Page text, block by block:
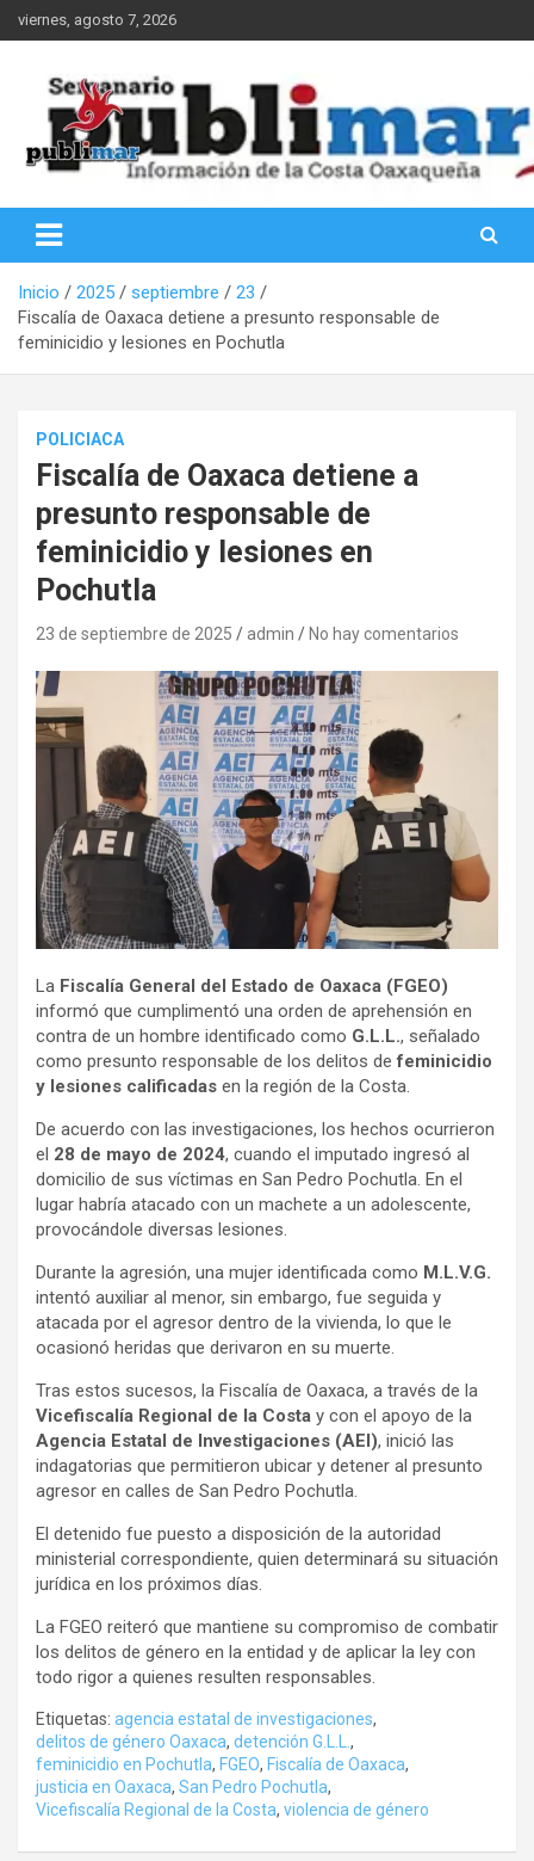
Saltar
al
viernes, agosto 7, 2026
PubliMar
Inicio 2025 septiembre
23
Fiscalía de Oaxaca detiene a presunto responsable de
feminicidio y lesiones en Pochutla
POLICIACA
Fiscalía de Oaxaca detiene a
presunto responsable de
feminicidio y lesiones en
Pochutla
23 de septiembre de 2025 admin No hay comentarios
La Fiscalía General del Estado de Oaxaca (FGEO)
informó que cumplimentó una orden de aprehensión en
contra de un hombre identificado como G.L.L., señalado
como presunto responsable de los delitos defeminicidio
y lesiones calificadas en la región de la Costa.
De acuerdo con las investigaciones, los hechos ocurrieron
el 28 de mayo de 2024, cuando el imputado ingresó al
domicilio de sus víctimas en San Pedro Pochutla. En el
lugar habría atacado con un machete a un adolescente,
provocándole diversas lesiones.
Durante la agresión, una mujer identificada como M.L.V.G.
intentó auxiliar al menor, sin embargo, fue seguida y
atacada por el agresor dentro de la vivienda, lo que le
ocasionó heridas que derivaron en su muerte.
Tras estos sucesos, la Fiscalía de Oaxaca, a través de la
Vicefiscalía Regional de la Costa y con el apoyo de la
Agencia Estatal de Investigaciones (AEI), inició las
indagatorias que permitieron ubicar y detener al presunto
agresor en calles de San Pedro Pochutla.
El detenido fue puesto a disposición de la autoridad
ministerial correspondiente, quien determinará su situación
jurídica en los próximos días.
La FGEO reiteró que mantiene su compromiso de combatir
los delitos de género en la entidad y de aplicar la ley con
todo rigor a quienes resulten responsables.
Etiquetas: agencia estatal de investigaciones,
delitos de género Oaxaca, detención G.L.L. ,
feminicidio en Pochutla, FGEO, Fiscalía de Oaxaca,
justicia en Oaxaca, San Pedro Pochutla,
Vicefiscalía Regional de la Costa, violencia de género